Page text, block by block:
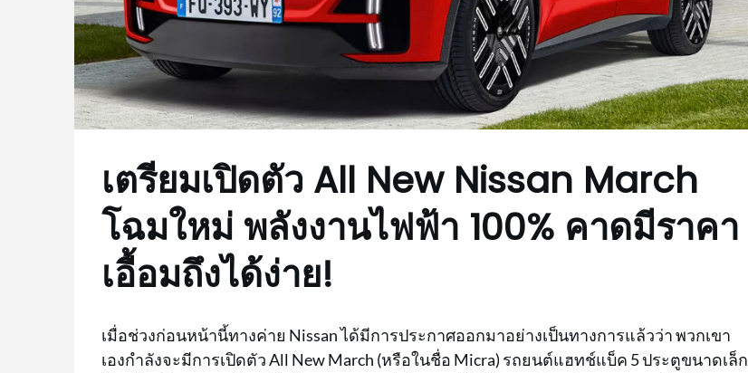
เตรียมเปิดตัว All New Nissan March
โฉมใหม่ พลังงานไฟฟ้า 100% คาดมีราคา
เอื้อมถึงได้ง่าย!
เมื่อช่วงก่อนหน้านี้ทางค่าย Nissan ได้มีการประกาศออกมาอย่างเป็นทางการแล้วว่า พวกเขา
เองกำลังจะมีการเปิดตัว All New March (หรือในชื่อ Micra) รถยนต์แฮทช์แบ็ค 5 ประตูขนาดเล็ก